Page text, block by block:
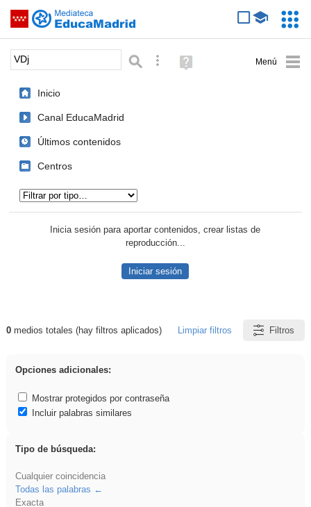
Saltar navegación
Palabra o frase: Búsqueda avanzada
Ayuda
(en
Inicio
Canal EducaMadrid
Últimos contenidos
Centros
Inicia sesión para aportar contenidos, crear listas de
reproducción...
Iniciar sesión
Resultados de: VDj
0medios totales (hay filtros aplicados) Limpiar filtros Filtros
Opciones adicionales:
Mostrar protegidos por contraseña
Incluir palabras similares
Tipo de búsqueda:
Cualquier coincidencia
Todas las palabras
Exacta